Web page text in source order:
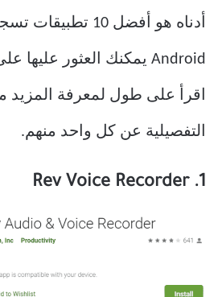
أدناه هو أفضل 10
Android يمكنك العثور عليها على الإنترنت حتى الآن.
اقرأ على طول لمعرفة المزيد
التفصيلية عن كل واحد منهم.
1. Rev Voice Recorder